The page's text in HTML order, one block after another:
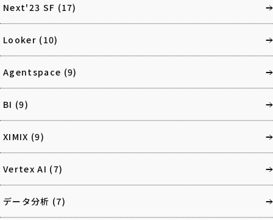
Next'23 SF (17)
Looker (10)
Agentspace (9)
BI (9)
XIMIX (9)
Vertex AI (7)
データ分析 (7)